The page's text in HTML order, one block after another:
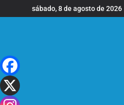
al
sábado, 8 de agosto de 2026